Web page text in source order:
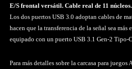
E/S frontal versátil. Cable real de 11 núcleos.
Los dos puertos USB 3.0 adoptan cables de
hacen que la transferencia de la señal sea más
equipado con un puerto USB 3.1 Gen-2 Tipo-
Para más detalles sobre la carcasa para